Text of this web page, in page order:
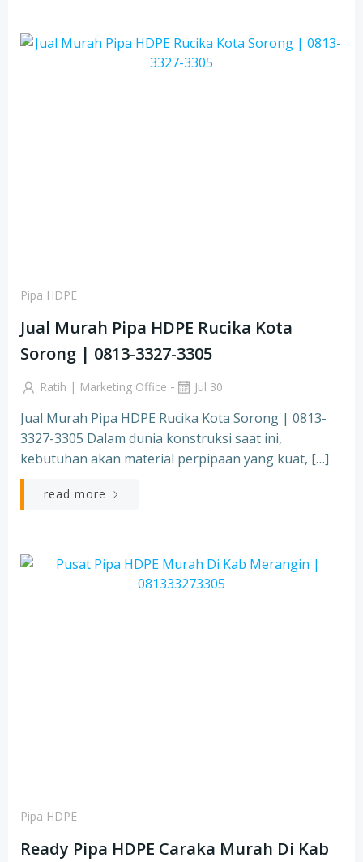
Pipa HDPE
Jual Murah Pipa HDPE Rucika Kota
Sorong | 0813-3327-3305
Ratih | Marketing Office - Jul 30
Jual Murah Pipa HDPE Rucika Kota Sorong | 0813-
3327-3305 Dalam dunia konstruksi saat ini,
kebutuhan akan material perpipaan yang kuat, […]
read more
Pipa HDPE
Ready Pipa HDPE Caraka Murah Di Kab